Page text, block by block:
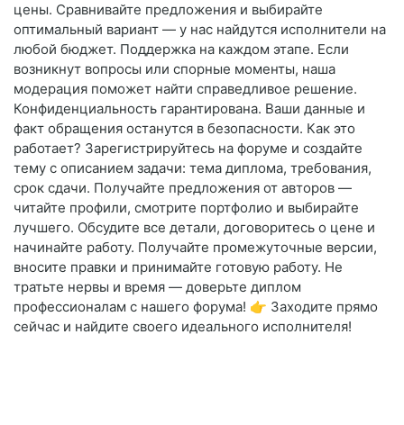
цены. Сравнивайте предложения и выбирайте
оптимальный вариант — у нас найдутся исполнители на
любой бюджет. Поддержка на каждом этапе. Если
возникнут вопросы или спорные моменты, наша
модерация поможет найти справедливое решение.
Конфиденциальность гарантирована. Ваши данные и
факт обращения останутся в безопасности. Как это
работает? Зарегистрируйтесь на форуме и создайте
тему с описанием задачи: тема диплома, требования,
срок сдачи. Получайте предложения от авторов —
читайте профили, смотрите портфолио и выбирайте
лучшего. Обсудите все детали, договоритесь о цене и
начинайте работу. Получайте промежуточные версии,
вносите правки и принимайте готовую работу. Не
тратьте нервы и время — доверьте диплом
профессионалам с нашего форума! 👉 Заходите прямо
сейчас и найдите своего идеального исполнителя!